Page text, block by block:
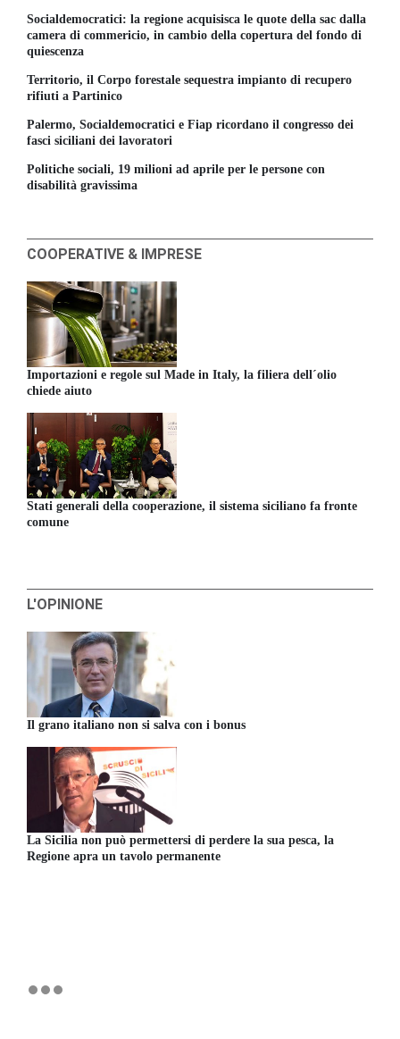
Socialdemocratici: la regione acquisisca le quote della sac dalla
camera di commericio, in cambio della copertura del fondo di
quiescenza
Territorio, il Corpo forestale sequestra impianto di recupero
rifiuti a Partinico
Palermo, Socialdemocratici e Fiap ricordano il congresso dei
fasci siciliani dei lavoratori
Politiche sociali, 19 milioni ad aprile per le persone con
disabilità gravissima
COOPERATIVE & IMPRESE
Importazioni e regole sul Made in Italy, la filiera dell´olio
chiede aiuto
Stati generali della cooperazione, il sistema siciliano fa fronte
comune
L'OPINIONE
Il grano italiano non si salva con i bonus
La Sicilia non può permettersi di perdere la sua pesca, la
Regione apra un tavolo permanente